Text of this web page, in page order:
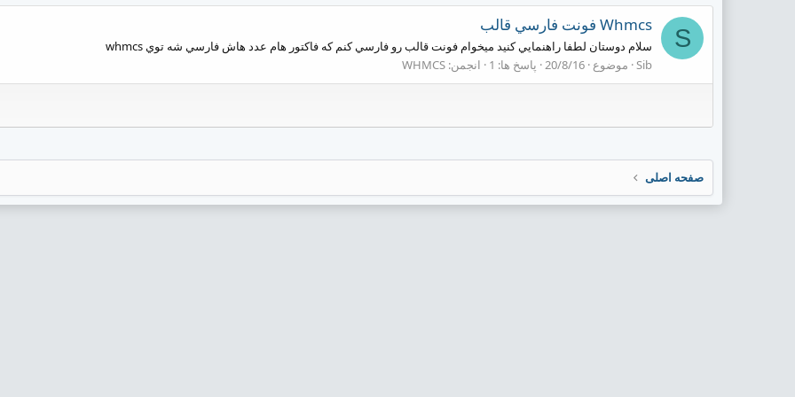
S Whmcs فونت فارسي قالب
سلام دوستان لطفا راهنمايي كنيد ميخوام فونت قالب رو فارسي كنم كه فاكتور هام عدد هاش فارسي شه توي whmcs
Sib موضوع 20/8/16 پاسخ ها: 1 انجمن: WHMCS
صفحه اصلی